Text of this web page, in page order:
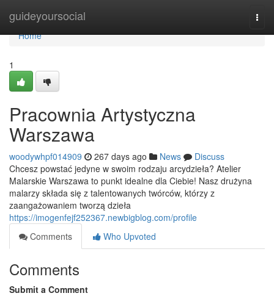
guideyoursocial
Home
Home
1
Pracownia Artystyczna
Warszawa
woodywhpf014909 267 days ago News
Discuss
Chcesz powstać jedyne w swoim rodzaju arcydzieła? Atelier
Malarskie Warszawa to punkt idealne dla Ciebie! Nasz drużyna
malarzy składa się z talentowanych twórców, którzy z
zaangażowaniem tworzą dzieła
https://imogenfejf252367.newbigblog.com/profile
Comments
Who Upvoted
Comments
Submit a Comment